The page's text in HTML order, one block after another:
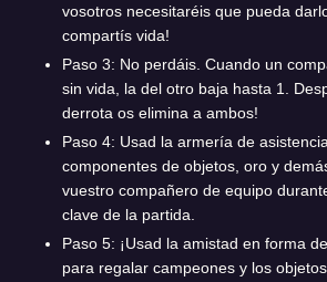
vosotros necesitaréis que pueda
compartís vida!
Paso 3: No perdáis. Cuando un
sin vida, la del otro baja hasta 1.
derrota os elimina a ambos!
Paso 4: Usad la armería de
componentes de objetos, oro y
vuestro compañero de equipo
clave de la partida.
Paso 5: ¡Usad la amistad en forma
para regalar campeones y los